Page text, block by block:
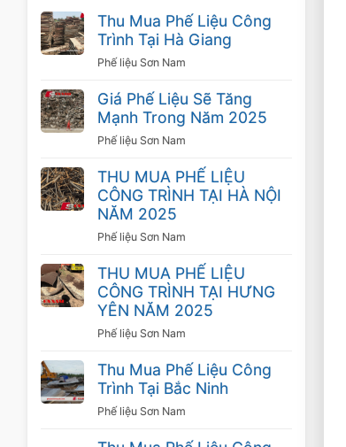
Thu Mua Phế Liệu Công
Trình Tại Hà Giang
Phế liệu Sơn Nam
Giá Phế Liệu Sẽ Tăng
Mạnh Trong Năm 2025
Phế liệu Sơn Nam
THU MUA PHẾ LIỆU
CÔNG TRÌNH TẠI HÀ NỘI
NĂM 2025
Phế liệu Sơn Nam
THU MUA PHẾ LIỆU
CÔNG TRÌNH TẠI HƯNG
YÊN NĂM 2025
Phế liệu Sơn Nam
Thu Mua Phế Liệu Công
Trình Tại Bắc Ninh
Phế liệu Sơn Nam